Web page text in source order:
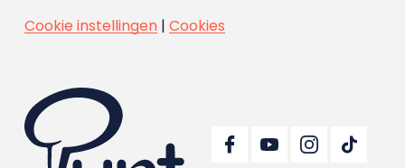
Cookie instellingen| Cookies